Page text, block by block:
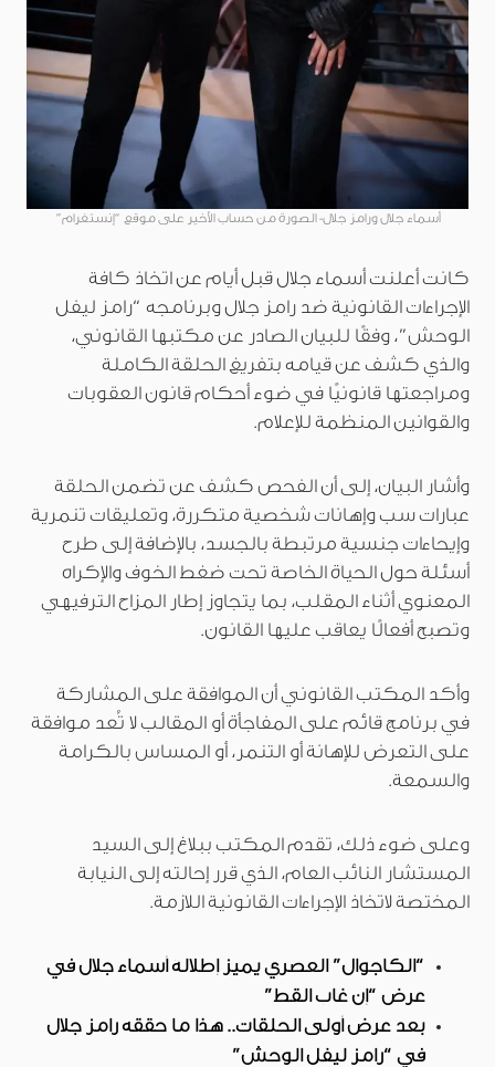
أسماء جلال ورامز جلال- الصورة من حساب الأخير على موقع “إنستغرام”
كانت أعلنت أسماء جلال قبل أيام عن اتخاذ كافة
الإجراءات القانونية ضد رامز جلال وبرنامجه “رامز ليفل
الوحش”، وفقًا للبيان الصادر عن مكتبها القانوني،
والذي كشف عن قيامه بتفريغ الحلقة الكاملة
ومراجعتها قانونيًا في ضوء أحكام قانون العقوبات
والقوانين المنظمة للإعلام.
وأشار البيان، إلى أن الفحص كشف عن تضمن الحلقة
عبارات سب وإهانات شخصية متكررة، وتعليقات تنمرية
وإيحاءات جنسية مرتبطة بالجسد، بالإضافة إلى طرح
أسئلة حول الحياة الخاصة تحت ضغط الخوف والإكراه
المعنوي أثناء المقلب، بما يتجاوز إطار المزاح الترفيهي
وتصبح أفعالًا يعاقب عليها القانون.
وأكد المكتب القانوني أن الموافقة على المشاركة
في برنامج قائم على المفاجأة أو المقالب لا تُعد موافقة
على التعرض للإهانة أو التنمر، أو المساس بالكرامة
والسمعة.
وعلى ضوء ذلك، تقدم المكتب ببلاغ إلى السيد
المستشار النائب العام، الذي قرر إحالته إلى النيابة
المختصة لاتخاذ الإجراءات القانونية اللازمة.
“الكاجوال” العصري يميز إطلالة أسماء جلال في
عرض “إن غاب القط”
بعد عرض أولى الحلقات.. هذا ما حققه رامز جلال
في “رامز ليفل الوحش”